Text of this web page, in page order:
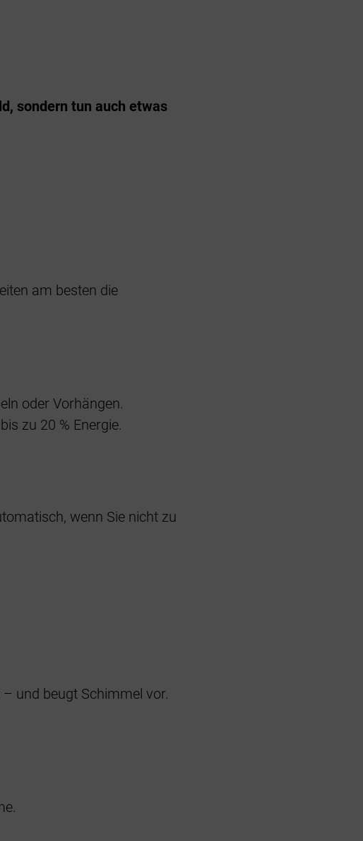
sondern tun auch etwas
am besten die
oder Vorhängen.
zu 20 % Energie.
wenn Sie nicht zu
und beugt Schimmel vor.